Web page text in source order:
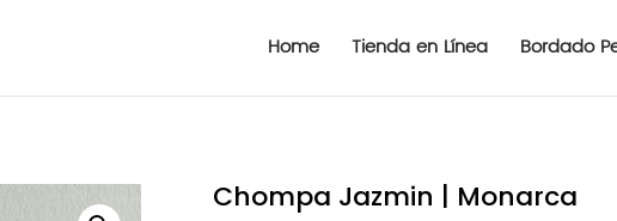
Home Tienda en Línea Bordado
Chompa Jazmin | Monarca